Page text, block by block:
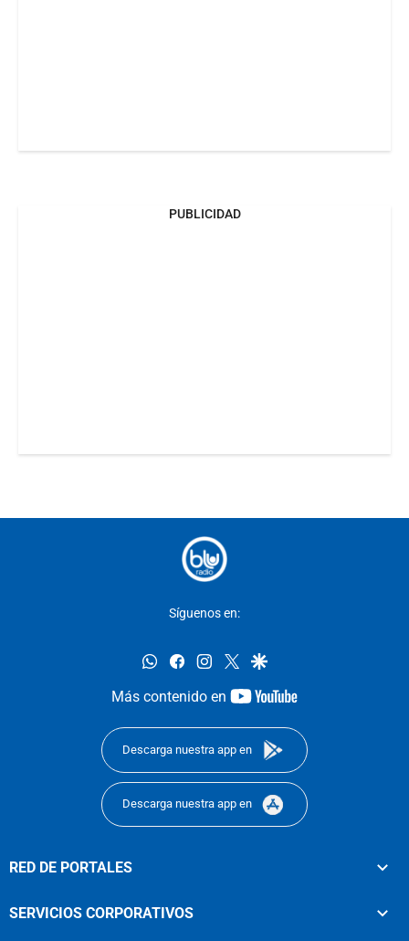
PUBLICIDAD
Síguenos en:
whatsappfacebookinstagram
twittergoogle
Más contenido en
youtube-
Descarga nuestra app en
Descarga nuestra app en
RED DE PORTALES
SERVICIOS CORPORATIVOS